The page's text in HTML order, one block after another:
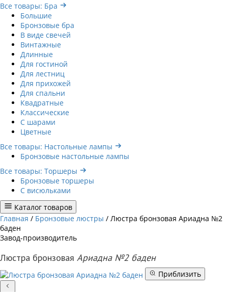
Все товары: Бра
Большие
Бронзовые бра
В виде свечей
Винтажные
Длинные
Для гостиной
Для лестниц
Для прихожей
Для спальни
Квадратные
Классические
С шарами
Цветные
Все товары: Настольные лампы
Бронзовые настольные лампы
Все товары: Торшеры
Бронзовые торшеры
С висюльками
Каталог товаров
Главная / Бронзовые люстры / Люстра бронзовая Ариадна №2
баден
Завод-производитель
Люстра бронзовая Ариадна №2 баден
Приблизить